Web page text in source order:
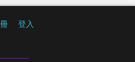
登入